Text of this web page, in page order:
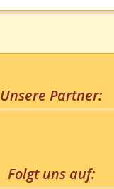
Unsere Partner:
Folgt uns auf: